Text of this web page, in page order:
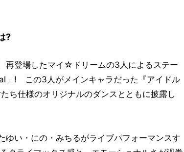
?
再登場したマイ☆ドリームの3人によるステー
」! この3人がメインキャラだった『アイドル
ち仕様のオリジナルのダンスとともに披露し
ゆい・にの・みちるがライブパフォーマンスす